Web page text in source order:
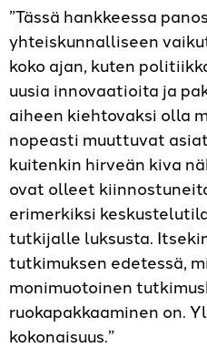
”Tässä hankkeessa
yhteiskunnalliseen
koko ajan, kuten
uusia innovaatioita ja
aiheen kiehtovaksi olla
nopeasti muuttuvat
kuitenkin hirveän kiva
ovat olleet
erimerkiksi
tutkijalle luksusta.
tutkimuksen edetessä,
monimuotoinen
ruokapakkaaminen on.
kokonaisuus.”